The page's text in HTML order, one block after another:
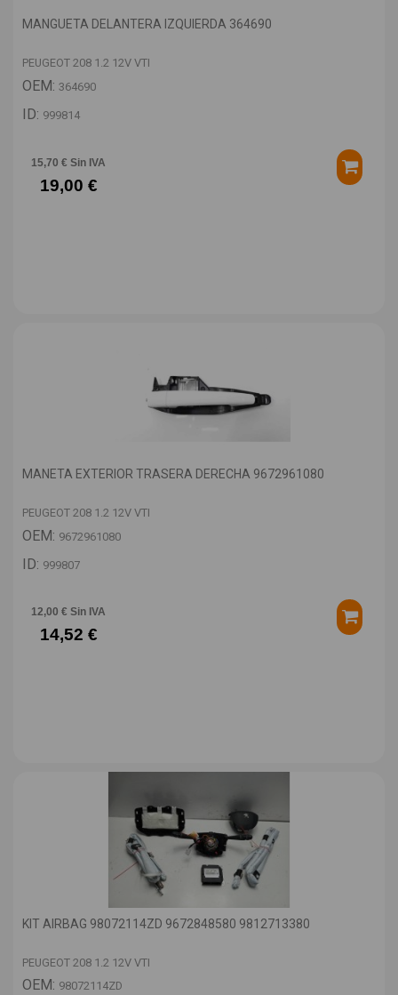
MANGUETA DELANTERA IZQUIERDA 364690
PEUGEOT 208 1.2 12V VTI
OEM: 364690
ID: 999814
15,70 € Sin IVA
19,00 €
MANETA EXTERIOR TRASERA DERECHA 9672961080
PEUGEOT 208 1.2 12V VTI
OEM: 9672961080
ID: 999807
12,00 € Sin IVA
14,52 €
KIT AIRBAG 98072114ZD 9672848580 9812713380
PEUGEOT 208 1.2 12V VTI
OEM: 98072114ZD